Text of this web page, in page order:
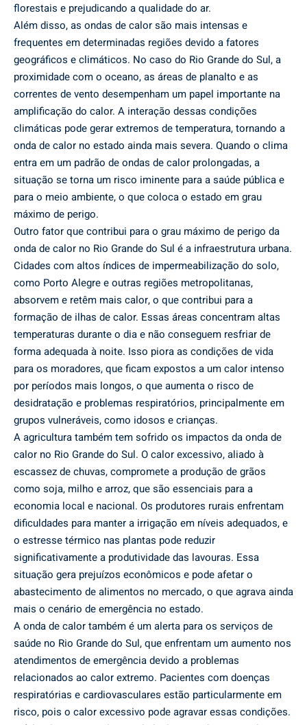
florestais e prejudicando a qualidade do ar.
Além disso, as ondas de calor são mais intensas e
frequentes em determinadas regiões devido a fatores
geográficos e climáticos. No caso do Rio Grande do Sul, a
proximidade com o oceano, as áreas de planalto e as
correntes de vento desempenham um papel importante na
amplificação do calor. A interação dessas condições
climáticas pode gerar extremos de temperatura, tornando a
onda de calor no estado ainda mais severa. Quando o clima
entra em um padrão de ondas de calor prolongadas, a
situação se torna um risco iminente para a saúde pública e
para o meio ambiente, o que coloca o estado em grau
máximo de perigo.
Outro fator que contribui para o grau máximo de perigo da
onda de calor no Rio Grande do Sul é a infraestrutura urbana.
Cidades com altos índices de impermeabilização do solo,
como Porto Alegre e outras regiões metropolitanas,
absorvem e retêm mais calor, o que contribui para a
formação de ilhas de calor. Essas áreas concentram altas
temperaturas durante o dia e não conseguem resfriar de
forma adequada à noite. Isso piora as condições de vida
para os moradores, que ficam expostos a um calor intenso
por períodos mais longos, o que aumenta o risco de
desidratação e problemas respiratórios, principalmente em
grupos vulneráveis, como idosos e crianças.
A agricultura também tem sofrido os impactos da onda de
calor no Rio Grande do Sul. O calor excessivo, aliado à
escassez de chuvas, compromete a produção de grãos
como soja, milho e arroz, que são essenciais para a
economia local e nacional. Os produtores rurais enfrentam
dificuldades para manter a irrigação em níveis adequados, e
o estresse térmico nas plantas pode reduzir
significativamente a produtividade das lavouras. Essa
situação gera prejuízos econômicos e pode afetar o
abastecimento de alimentos no mercado, o que agrava ainda
mais o cenário de emergência no estado.
A onda de calor também é um alerta para os serviços de
saúde no Rio Grande do Sul, que enfrentam um aumento nos
atendimentos de emergência devido a problemas
relacionados ao calor extremo. Pacientes com doenças
respiratórias e cardiovasculares estão particularmente em
risco, pois o calor excessivo pode agravar essas condições.